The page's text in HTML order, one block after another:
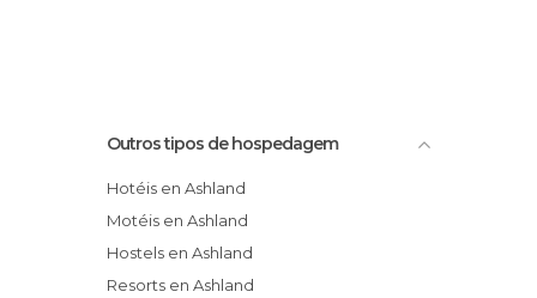
Outros tipos de hospedagem
Hotéis en Ashland
Motéis en Ashland
Hostels en Ashland
Resorts en Ashland